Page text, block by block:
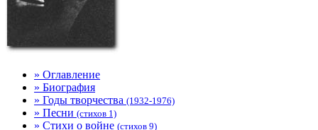
» Оглавление
» Биография
» Годы творчества (1932-1976)
» Песни (стихов 1)
» Стихи о войне (стихов 9)